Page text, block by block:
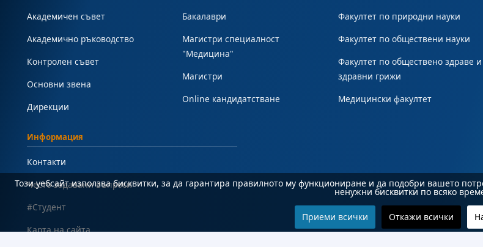
Академичен съвет
Академично ръководство
Контролен съвет
Основни звена
Дирекции
Бакалаври
Магистри специалност
"Медицина"
Магистри
Online кандидатстване
Факултет по природни науки
Факултет по обществени науки
Факултет по обществено здраве и
здравни грижи
Медицински факултет
Информация
Контакти
Често задавани въпроси
#Студент
Карта на сайта
Този уебсайт използва бисквитки, за да гарантира правилното му функциониране и да подобри вашето
ненужни бисквитки по всяко
Приеми всички Откажи всички